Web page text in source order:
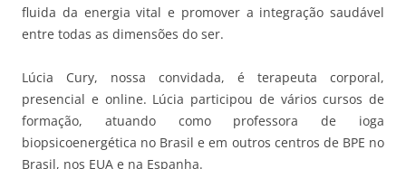
fluida da energia vital e promover a integração saudável
entre todas as dimensões do ser.
Lúcia Cury, nossa convidada, é terapeuta corporal,
presencial e online. Lúcia participou de vários cursos de
formação, atuando como professora de ioga
biopsicoenergética no Brasil e em outros centros de BPE no
Brasil, nos EUA e na Espanha.